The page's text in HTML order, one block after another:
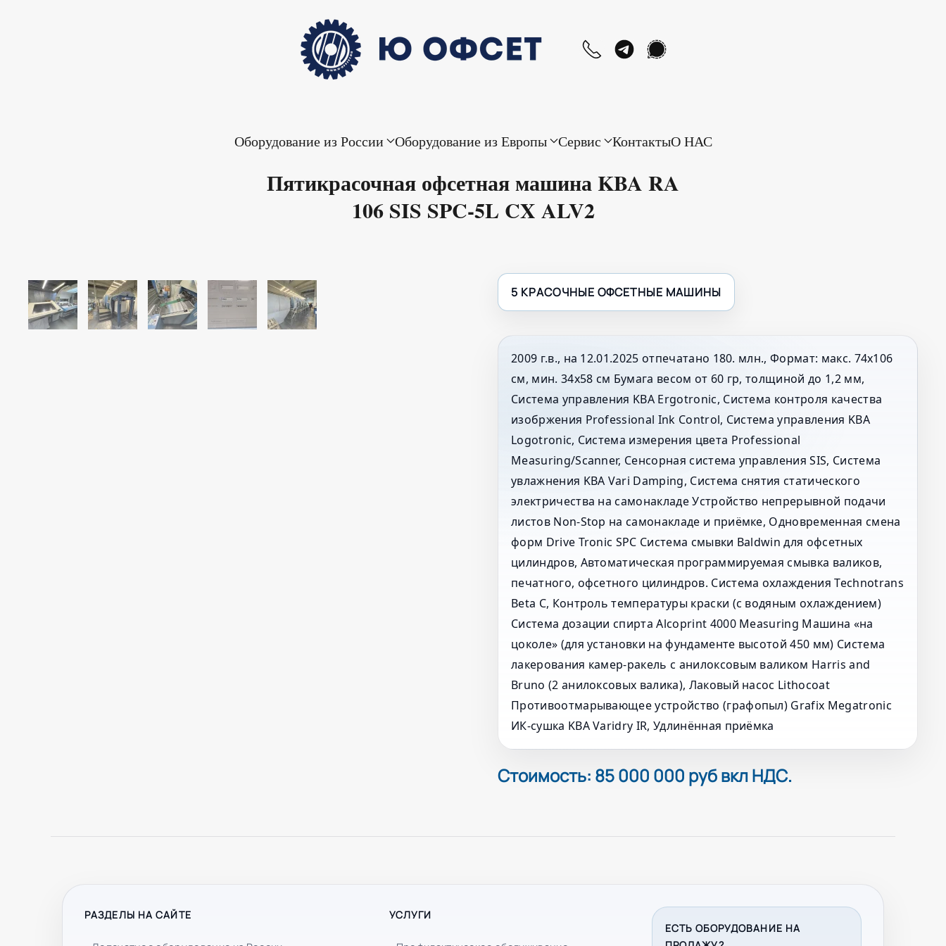
Оборудование из России Оборудование из Европы Сервис КонтактыО НАС
Пятикрасочная офсетная машина KBA RA
106 SIS SPC-5L CX ALV2
5 КРАСОЧНЫЕ ОФСЕТНЫЕ МАШИНЫ
2009 г.в., на 12.01.2025 отпечатано 180. млн., Формат: макс. 74x106
см, мин. 34x58 см Бумага весом от 60 гр, толщиной до 1,2 мм,
Система управления KBA Ergotronic, Система контроля качества
изобржения Professional Ink Control, Система управления KBA
Logotronic, Система измерения цвета Professional
Measuring/Scanner, Cенсорная система управления SIS, Система
увлажнения KBA Vari Damping, Система снятия статического
электричества на самонакладе Устройство непрерывной подачи
листов Non-Stop на самонакладе и приёмке, Oдновременная смена
форм Drive Tronic SPC Система смывки Baldwin для офсетных
цилиндров, Автоматическая программируемая смывка валиков,
печатного, офсетного цилиндров. Система охлаждения Technotrans
Beta C, Контроль температуры краски (с водяным охлаждением)
Система дозации спирта Alcoprint 4000 Measuring Машина «на
цоколе» (для установки на фундаменте высотой 450 мм) Система
лакерования камер-ракель с анилоксовым валиком Harris and
Bruno (2 анилоксовых валика), Лаковый насос Lithocoat
Противоотмарывающее устройство (графопыл) Grafix Megatronic
ИК-сушка KBA Varidry IR, Удлинённая приёмка
Стоимость: 85 000 000 руб вкл НДС.
РАЗДЕЛЫ НА САЙТЕ УСЛУГИ
ЕСТЬ ОБОРУДОВАНИЕ НА